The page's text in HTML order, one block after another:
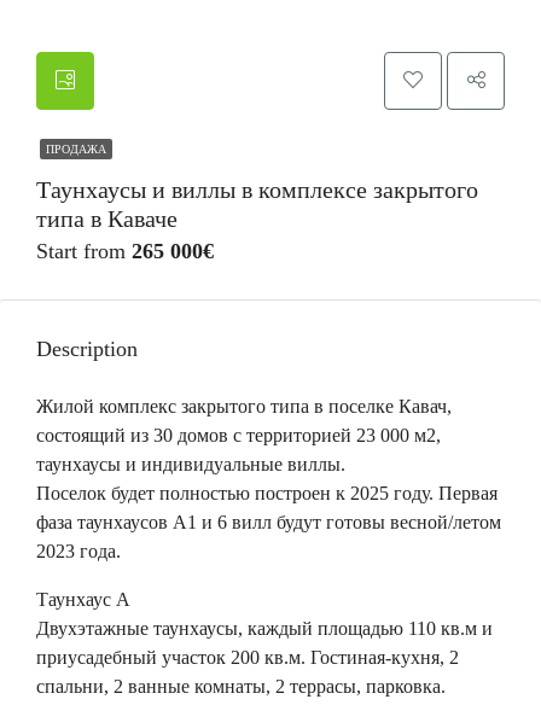
ПРОДАЖА
Таунхаусы и виллы в комплексе закрытого
типа в Каваче
Start from 265 000€
Description
Жилой комплекс закрытого типа в поселке Кавач,
состоящий из 30 домов с территорией 23 000 м2,
таунхаусы и индивидуальные виллы.
Поселок будет полностью построен к 2025 году. Первая
фаза таунхаусов А1 и 6 вилл будут готовы весной/летом
2023 года.
Таунхаус А
Двухэтажные таунхаусы, каждый площадью 110 кв.м и
приусадебный участок 200 кв.м. Гостиная-кухня, 2
спальни, 2 ванные комнаты, 2 террасы, парковка.